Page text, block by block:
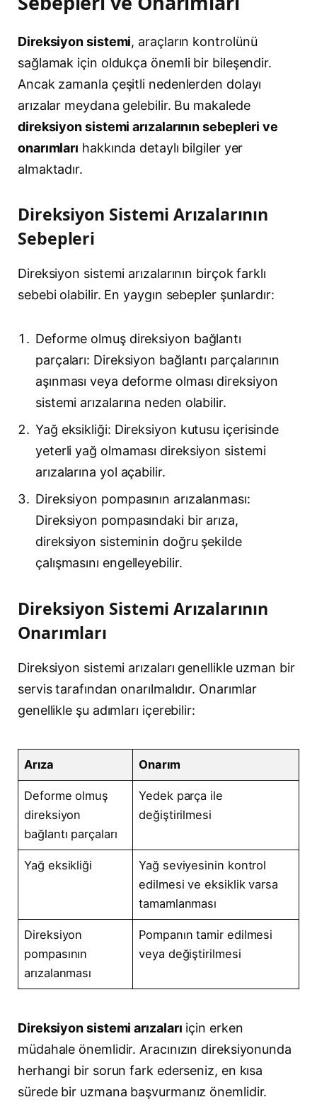
Direksiyon sistemi, araçların kontrolünü
sağlamak için oldukça önemli bir bileşendir.
Ancak zamanla çeşitli nedenlerden dolayı
arızalar meydana gelebilir. Bu makalede
direksiyon sistemi arızalarının sebepleri ve
onarımları hakkında detaylı bilgiler yer
almaktadır.
Direksiyon Sistemi Arızalarının
Sebepleri
Direksiyon sistemi arızalarının birçok farklı
sebebi olabilir. En yaygın sebepler şunlardır:
Deforme olmuş direksiyon bağlantı
parçaları: Direksiyon bağlantı parçalarının
aşınması veya deforme olması direksiyon
sistemi arızalarına neden olabilir.
Yağ eksikliği: Direksiyon kutusu içerisinde
yeterli yağ olmaması direksiyon sistemi
arızalarına yol açabilir.
Direksiyon pompasının arızalanması:
Direksiyon pompasındaki bir arıza,
direksiyon sisteminin doğru şekilde
çalışmasını engelleyebilir.
Direksiyon Sistemi Arızalarının
Onarımları
Direksiyon sistemi arızaları genellikle uzman bir
servis tarafından onarılmalıdır. Onarımlar
genellikle şu adımları içerebilir:
Arıza Onarım
Deforme olmuş
direksiyon
bağlantı parçaları
Yedek parça ile
değiştirilmesi
Yağ eksikliği
Yağ seviyesinin kontrol
edilmesi ve eksiklik varsa
tamamlanması
Direksiyon
pompasının
arızalanması
Pompanın tamir edilmesi
veya değiştirilmesi
Direksiyon sistemi arızaları için erken
müdahale önemlidir. Aracınızın direksiyonunda
herhangi bir sorun fark ederseniz, en kısa
sürede bir uzmana başvurmanız önemlidir.